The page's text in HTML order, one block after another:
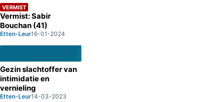
VERMIST
Vermist: Sabir
Bouchan (41)
Etten-Leur16-01-2024
Gezin slachtoffer van
intimidatie en
vernieling
Etten-Leur14-03-2023